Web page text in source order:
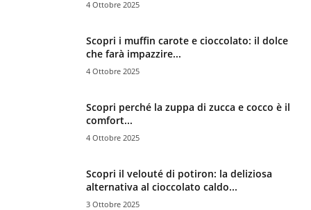
4 Ottobre 2025
Scopri i muffin carote e cioccolato: il dolce
che farà impazzire...
4 Ottobre 2025
Scopri perché la zuppa di zucca e cocco è il
comfort...
4 Ottobre 2025
Scopri il velouté di potiron: la deliziosa
alternativa al cioccolato caldo...
3 Ottobre 2025